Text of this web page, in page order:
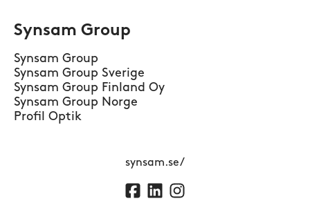
Synsam Group
Synsam Group
Synsam Group Sverige
Synsam Group Finland Oy
Synsam Group Norge
Profil Optik
synsam.se/